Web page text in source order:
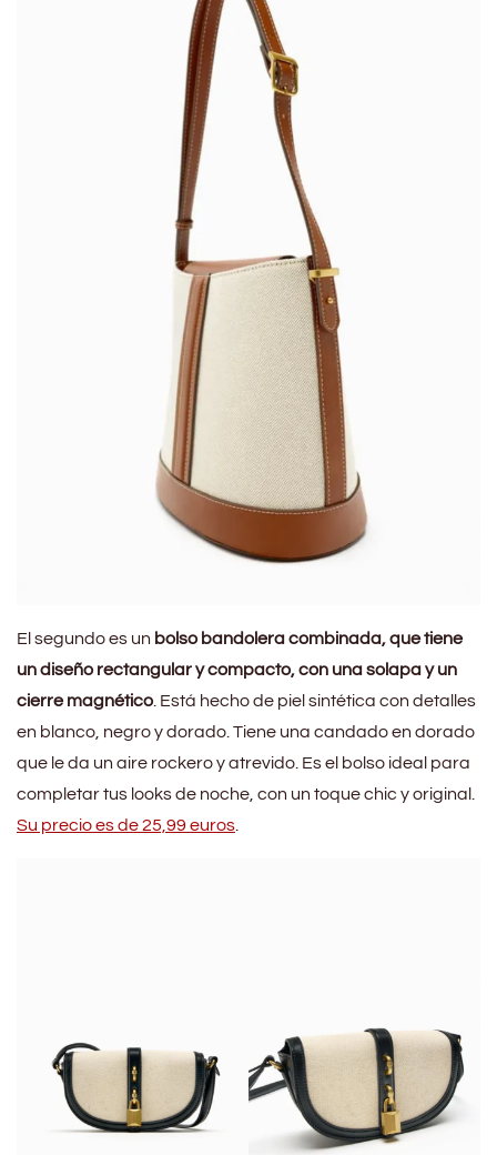
El segundo es un bolso bandolera combinada, que tiene
un diseño rectangular y compacto, con una solapa y un
cierre magnético. Está hecho de piel sintética con detalles
en blanco, negro y dorado. Tiene una candado en dorado
que le da un aire rockero y atrevido. Es el bolso ideal para
completar tus looks de noche, con un toque chic y original.
Su precio es de 25,99 euros.